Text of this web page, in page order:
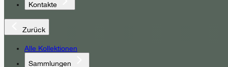
Kontakte
Zurück
Alle Kollektionen
Sammlungen